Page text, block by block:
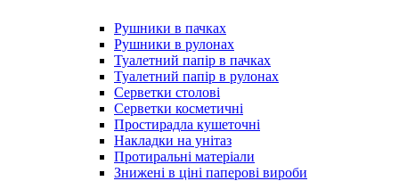
Рушники в пачках
Рушники в рулонах
Туалетний папір в пачках
Туалетний папір в рулонах
Серветки столові
Серветки косметичні
Простирадла кушеточні
Накладки на унітаз
Протиральні матеріали
Знижені в ціні паперові вироби